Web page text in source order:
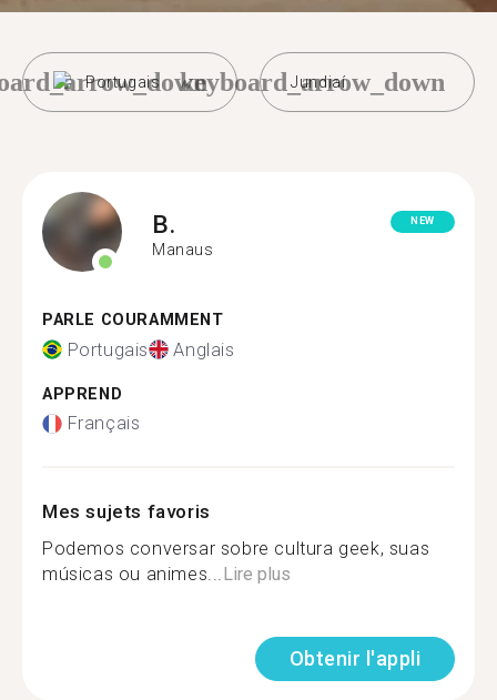
Portugais Jundiaí
keyboard_arrow_down
B.
Manaus
NEW
PARLE COURAMMENT
Portugais Anglais
APPREND
Français
Mes sujets favoris
Podemos conversar sobre cultura geek, suas
músicas ou animes...Lire plus
Obtenir l'appli